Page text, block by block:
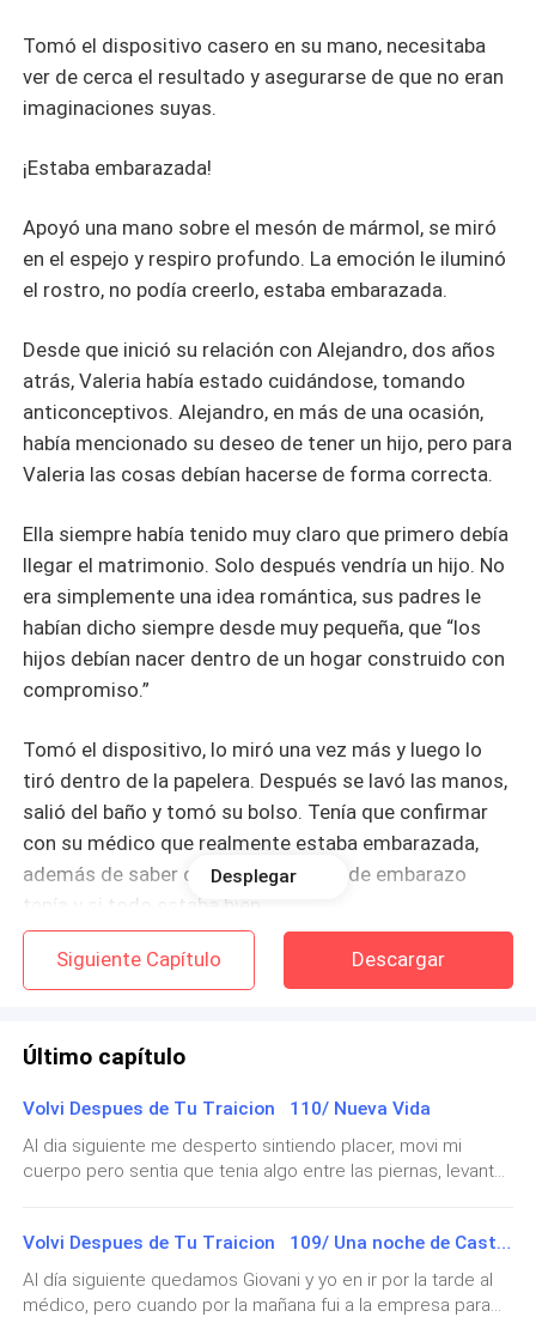
Tomó el dispositivo casero en su mano, necesitaba
ver de cerca el resultado y asegurarse de que no eran
imaginaciones suyas.
¡Estaba embarazada!
Apoyó una mano sobre el mesón de mármol, se miró
en el espejo y respiro profundo. La emoción le iluminó
el rostro, no podía creerlo, estaba embarazada.
Desde que inició su relación con Alejandro, dos años
atrás, Valeria había estado cuidándose, tomando
anticonceptivos. Alejandro, en más de una ocasión,
había mencionado su deseo de tener un hijo, pero para
Valeria las cosas debían hacerse de forma correcta.
Ella siempre había tenido muy claro que primero debía
llegar el matrimonio. Solo después vendría un hijo. No
era simplemente una idea romántica, sus padres le
habían dicho siempre desde muy pequeña, que “los
hijos debían nacer dentro de un hogar construido con
compromiso.”
Tomó el dispositivo, lo miró una vez más y luego lo
tiró dentro de la papelera. Después se lavó las manos,
salió del baño y tomó su bolso. Tenía que confirmar
con su médico que realmente estaba embarazada,
además de saber cuántas semanas de embarazo
tenía y si todo estaba bien.
Minutos después condujo hacia la clínica para verse
con su ginecólogo. Llevaba dos años viéndose con el
relación con Alejandro.
El médico conocía bien su historial médico y siempre
había sido directo con ella. Cuando Valeria llegó a la
clínica, la recepcionista la reconoció de inmediato.
—Buenos días, señorita Valeria.
—Buenos días —respondió ella, todavía con el pulso
Desplegar
Siguiente Capítulo Descargar
Último capítulo
Volvi Despues de Tu Traicion 110/ Nueva Vida
Al dia siguiente me desperto sintiendo placer, movi mi
cuerpo pero sentia que tenia algo entre las piernas, levante
obligandome a mover mis piernas y doblar mi espalda,
gritando cuando senti mi primer orgasmo de la mañana.
Giovanni sin quitar sus dedos, fue subiendo por mi cuerpo
lamiendo mordisqueando, hasta que llegó a mis pechos,
Volvi Despues de Tu Traicion 109/ Una noche de Castigo
Al día siguiente quedamos Giovani y yo en ir por la tarde al
médico, pero cuando por la mañana fui a la empresa para